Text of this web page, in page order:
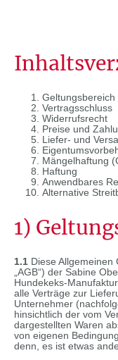
Geltungsbereich
Vertragsschluss
Widerrufsrecht
Preise und
Liefer- und
Mängelhaftung
Haftung
Anwendbares
Alternative
1)
1.1 Diese
„AGB“) der Sabine
Hundekeks-
alle Verträge zur
Unternehmer
hinsichtlich der vom
dargestellten Waren
von eigenen
denn, es ist etwas